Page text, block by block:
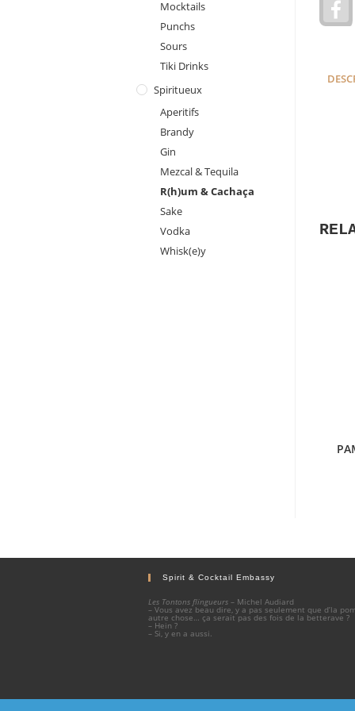
c
o
Mocktails
Punchs
Sours
Tiki Drinks
Spiritueux
Aperitifs
Brandy
Gin
Mezcal & Tequila
R(h)um & Cachaça
Sake
Vodka
Whisk(e)y
Spirit & Cocktail Embassy
Les Tontons flingueurs – Michel Audiard
– Vous avez beau dire, y a pas seulement que d’la
autre chose… ça serait pas des fois de la betterave ?
– Hein ?
– Si, y en a aussi.